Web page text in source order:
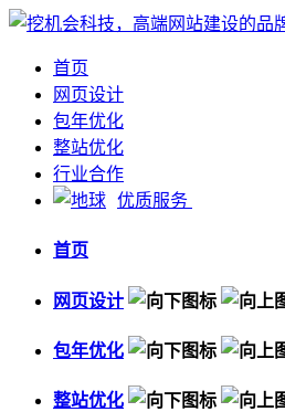
首页
网页设计
包年优化
整站优化
行业合作
优质服务
首页
网页设计
包年优化
整站优化